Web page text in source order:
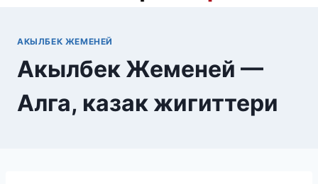
АКЫЛБЕК ЖЕМЕНЕЙ
Акылбек Жеменей —
Алга, казак жигиттери